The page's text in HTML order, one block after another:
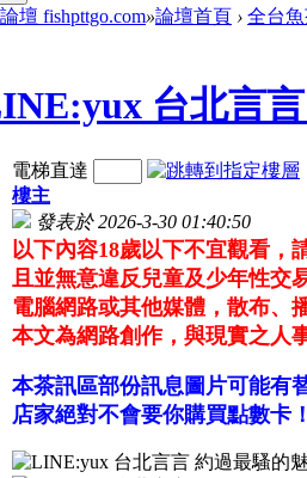
壇 fishpttgo.com»論壇首頁 › 全台
台北言
電梯直達
樓主
發表於 2026-3-30 01:40:50
以下內容18歲以下不宜觀看，
且並無意違反兒童及少年性交
電腦網路或其他媒體，散布、
本文為網路創作，與現實之人
本茶訊區部份訊息圖片可能有
店家絕對不會要你購買點數卡